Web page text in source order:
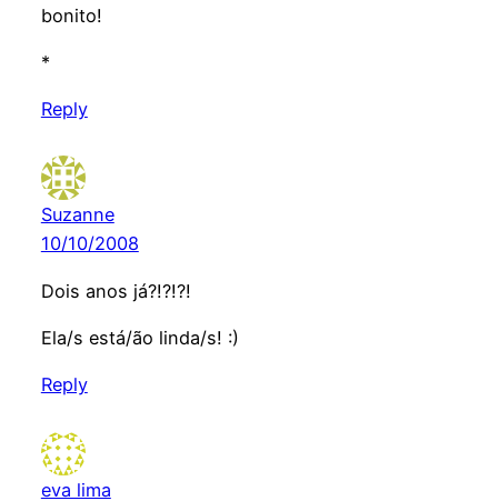
bonito!
*
Reply
Suzanne
10/10/2008
Dois anos já?!?!?!
Ela/s está/ão linda/s! :)
Reply
eva lima